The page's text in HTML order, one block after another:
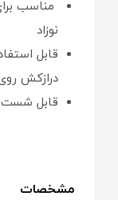
مناسب
نوزاد
قابل
درازکش
قابل
مشخصات